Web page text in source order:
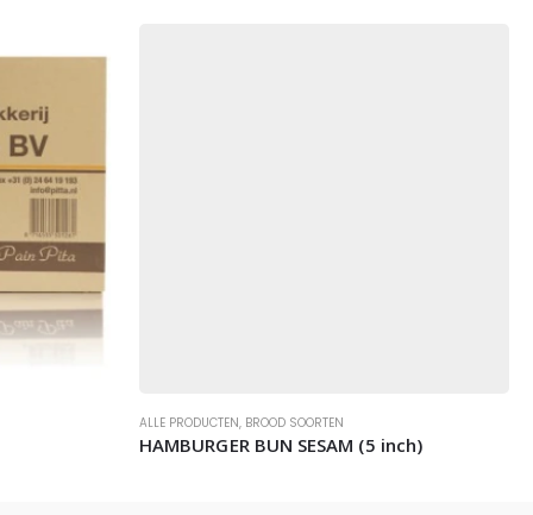
ALLE PRODUCTEN, BROOD SOORTEN
HAMBURGER BUN SESAM (5 inch)